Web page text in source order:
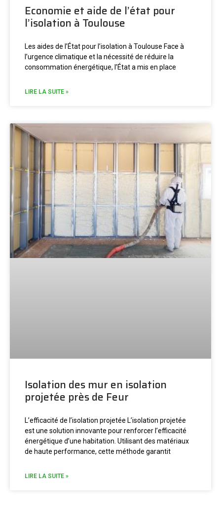
Economie et aide de l’état pour
l’isolation à Toulouse
Les aides de l’État pour l’isolation à Toulouse Face à
l’urgence climatique et la nécessité de réduire la
consommation énergétique, l’État a mis en place
LIRE LA SUITE »
Isolation des mur en isolation
projetée près de Feur
L’efficacité de l’isolation projetée L’isolation projetée
est une solution innovante pour renforcer l’efficacité
énergétique d’une habitation. Utilisant des matériaux
de haute performance, cette méthode garantit
LIRE LA SUITE »